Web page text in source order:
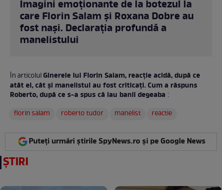
Imagini emoționante de la botezul la
care Florin Salam și Roxana Dobre au
fost nași. Declarația profundă a
manelistului
În articolulGinerele lui Florin Salam, reacție acidă, după ce
atât el, cât și manelistul au fost criticați. Cum a răspuns
Roberto, după ce s-a spus că iau banii degeaba :
florin salam
roberto tudor manelist reactie
Puteți urmări știrile SpyNews.ro și pe Google News
ȘTIRI